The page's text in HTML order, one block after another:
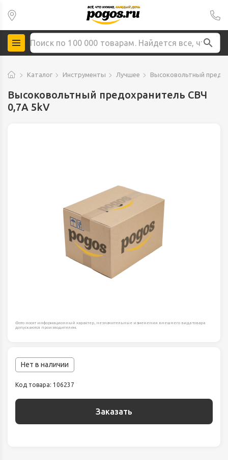
Каталог Инструменты Лучшее Высоковольтный
Высоковольтный предохранитель СВЧ
0,7А 5kV
Фото носят информационный характер, незначительные изменения внешнего вида товара
допускаются производителем.
Нет в наличии
Код товара: 106237
Заказать